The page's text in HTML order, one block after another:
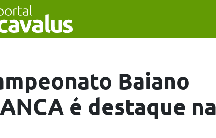
Baiano
é destaque na